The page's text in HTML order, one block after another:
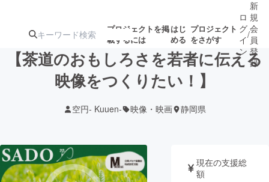
プロジェクトを掲
載するには
はじ
める
プロジェクト
をさがす
注目のリ
ターン
注目の新着プロ
ジェクト
募集終了が近いプ
ロジェクト
アート・写真 音楽
ロ
グ
イ
ン
/
新
規
会
員
登
録
【茶道のおもしろさを若者に伝える
映像をつくりたい！】
空円- Kuuen- 映像・映画 静岡県
現在の支援総
額